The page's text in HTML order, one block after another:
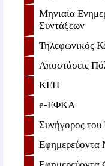
Μηνιαία
Συντάξεων
Τηλεφωνικός
Αποστάσεις
ΚΕΠ
e-ΕΦKA
Συνήγορος του
Εφημερεύοντα